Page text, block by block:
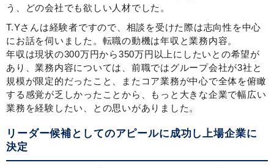
う、どの会社でも欲しい人材でした。
T.Yさんは経験者ですので、相談を受けた際は志向性を中心
にお話を伺いました。転職の動機は年収と業務内容。
年収は現状の300万円から350万円以上にしたいとの希望が
あり、業務内容については、前職ではグループ会社が3社と
規模が限定的だったこと、またコア業務が中心で全体を俯瞰
する感覚が乏しかったことから、もっと大きな企業で幅広い
業務を経験したい、との思いがありました。
リーダー候補としてのアピールに成功し上場企業に
決定